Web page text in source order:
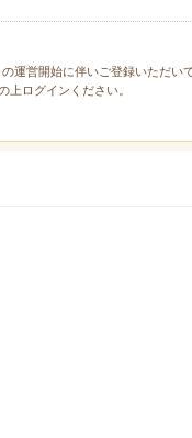
運営開始に伴いご登録いただ
上ログインください。